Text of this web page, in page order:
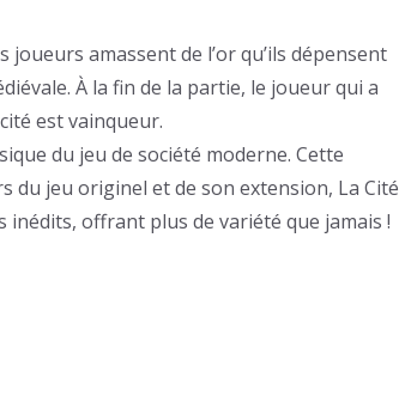
amassent de l’or qu’ils dépensent
À la fin de la partie, le joueur qui a
est vainqueur.
du jeu de société moderne. Cette
du jeu originel et de son extension, La Cité
offrant plus de variété que jamais !